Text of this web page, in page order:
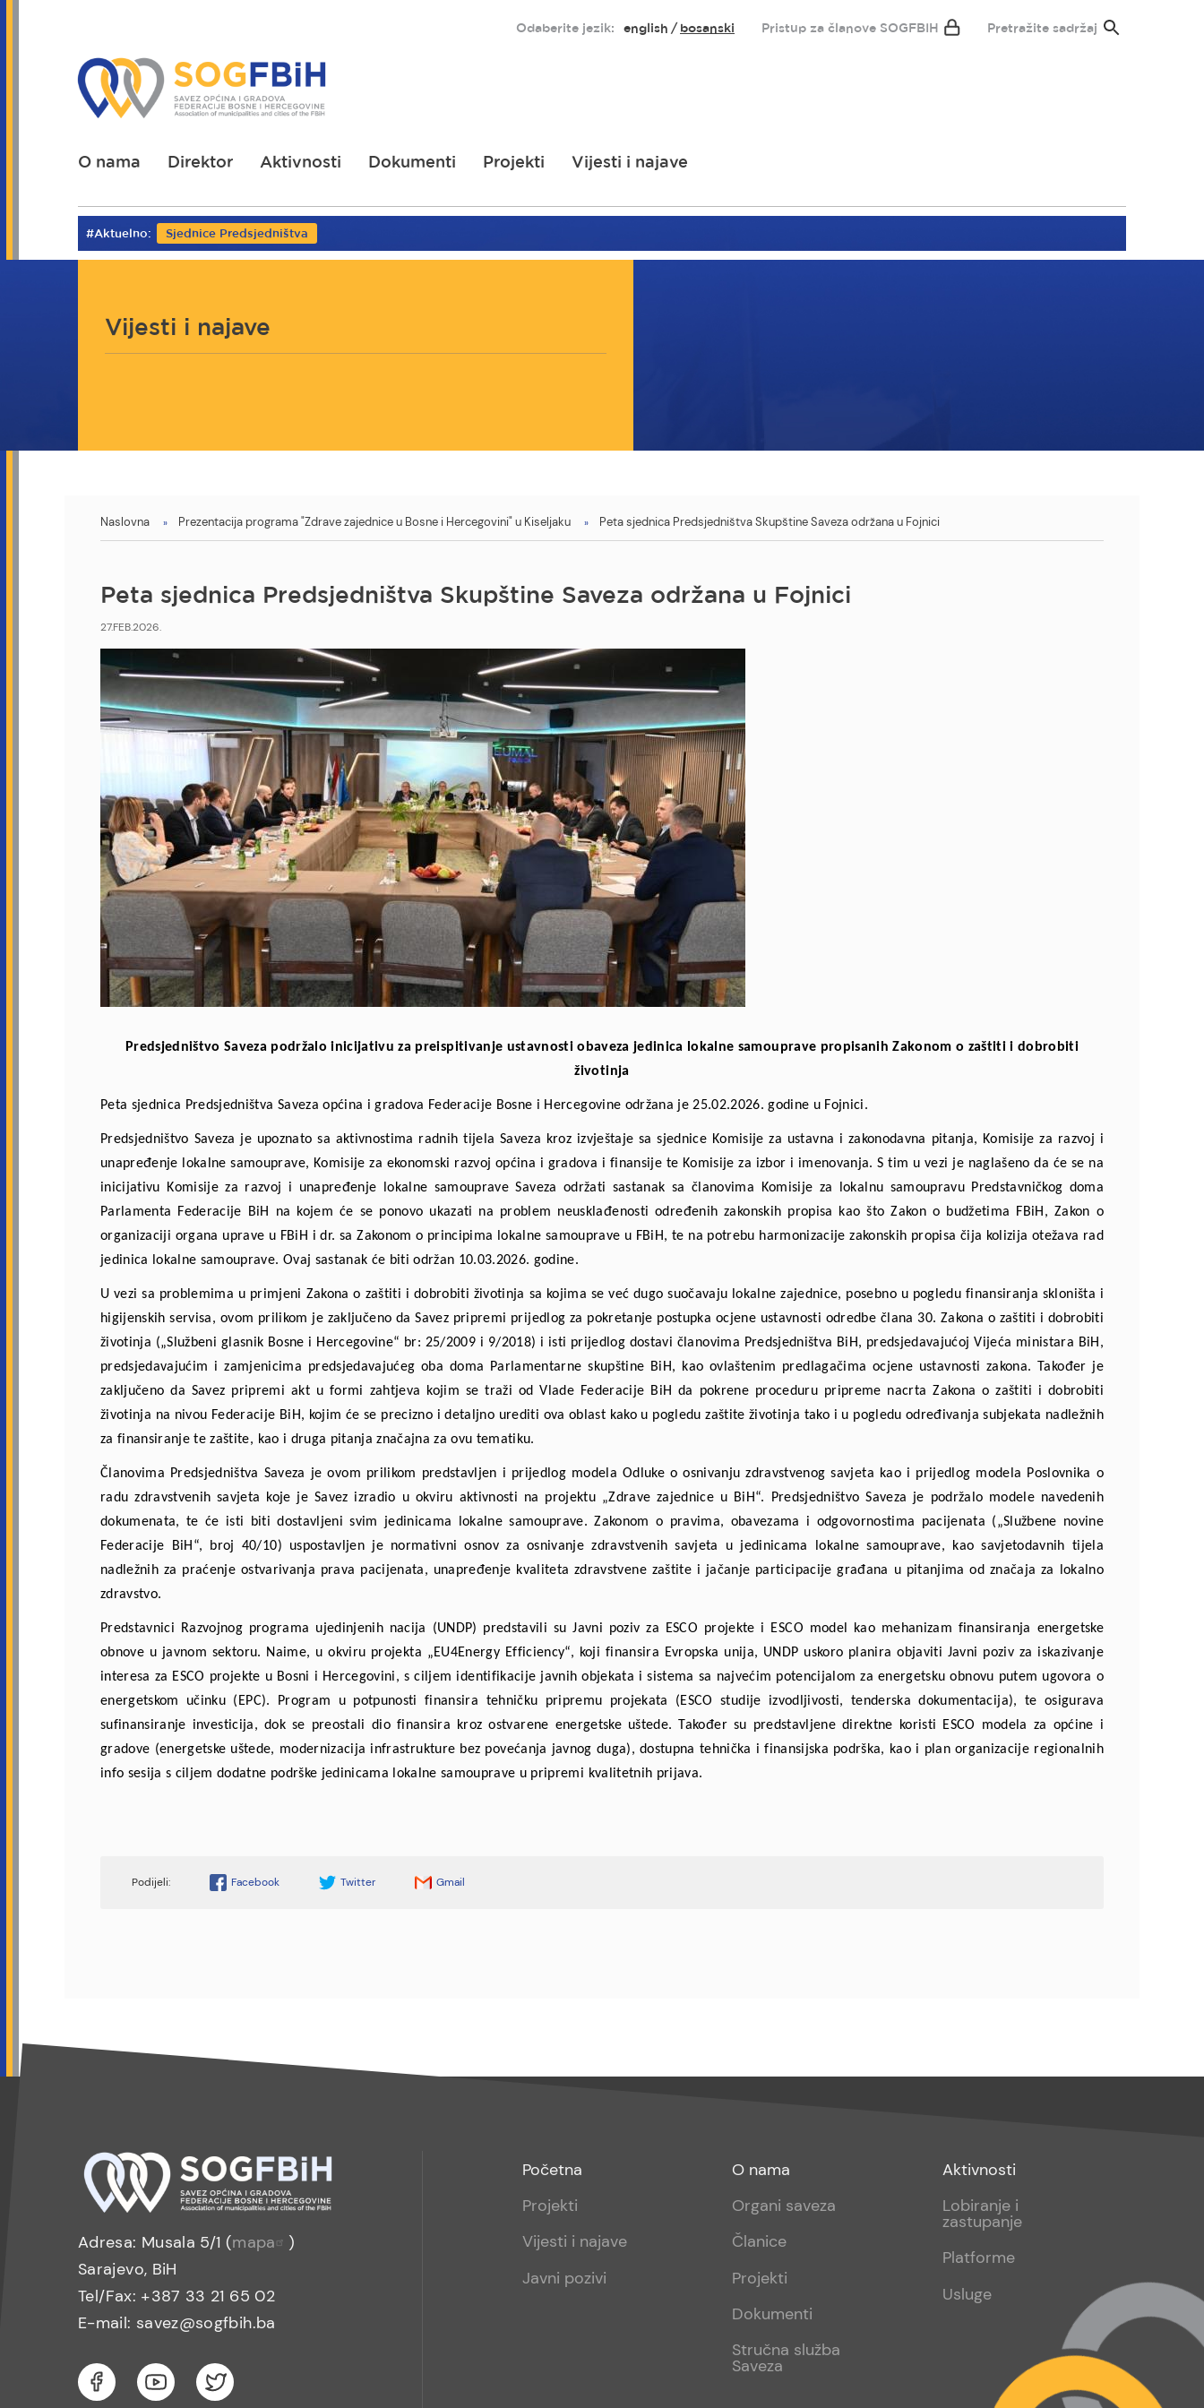
Odaberite jezik: english bosanski Pristup za članove SOGFBIH Pretražite sadržaj
O nama Direktor Aktivnosti Dokumenti Projekti Vijesti i najave
#Aktuelno: Sjednice Predsjedništva
Vijesti i najave
You
Naslovna Prezentacija programa "Zdrave zajednice u Bosne i Hercegovini" u Kiseljaku Peta sjednica Predsjedništva Skupštine Saveza održana u Fojnici
Peta sjednica Predsjedništva Skupštine Saveza održana u Fojnici
27.FEB.2026.
Predsjedništvo Saveza podržalo inicijativu za preispitivanje ustavnosti obaveza jedinica lokalne samouprave propisanih Zakonom o zaštiti i dobrobiti
životinja
Peta sjednica Predsjedništva Saveza općina i gradova Federacije Bosne i Hercegovine održana je 25.02.2026. godine u Fojnici.
Predsjedništvo Saveza je upoznato sa aktivnostima radnih tijela Saveza kroz izvještaje sa sjednice Komisije za ustavna i zakonodavna pitanja, Komisije za razvoj i
unapređenje lokalne samouprave, Komisije za ekonomski razvoj općina i gradova i finansije te Komisije za izbor i imenovanja. S tim u vezi je naglašeno da će se na
inicijativu Komisije za razvoj i unapređenje lokalne samouprave Saveza održati sastanak sa članovima Komisije za lokalnu samoupravu Predstavničkog doma
Parlamenta Federacije BiH na kojem će se ponovo ukazati na problem neusklađenosti određenih zakonskih propisa kao što Zakon o budžetima FBiH, Zakon o
organizaciji organa uprave u FBiH i dr. sa Zakonom o principima lokalne samouprave u FBiH, te na potrebu harmonizacije zakonskih propisa čija kolizija otežava rad
jedinica lokalne samouprave. Ovaj sastanak će biti održan 10.03.2026. godine.
U vezi sa problemima u primjeni Zakona o zaštiti i dobrobiti životinja sa kojima se već dugo suočavaju lokalne zajednice, posebno u pogledu finansiranja skloništa i
higijenskih servisa, ovom prilikom je zaključeno da Savez pripremi prijedlog za pokretanje postupka ocjene ustavnosti odredbe člana 30. Zakona o zaštiti i dobrobiti
životinja („Službeni glasnik Bosne i Hercegovine“ br: 25/2009 i 9/2018) i isti prijedlog dostavi članovima Predsjedništva BiH, predsjedavajućoj Vijeća ministara BiH,
predsjedavajućim i zamjenicima predsjedavajućeg oba doma Parlamentarne skupštine BiH, kao ovlaštenim predlagačima ocjene ustavnosti zakona. Također je
zaključeno da Savez pripremi akt u formi zahtjeva kojim se traži od Vlade Federacije BiH da pokrene proceduru pripreme nacrta Zakona o zaštiti i dobrobiti
životinja na nivou Federacije BiH, kojim će se precizno i detaljno urediti ova oblast kako u pogledu zaštite životinja tako i u pogledu određivanja subjekata nadležnih
za finansiranje te zaštite, kao i druga pitanja značajna za ovu tematiku.
Članovima Predsjedništva Saveza je ovom prilikom predstavljen i prijedlog modela Odluke o osnivanju zdravstvenog savjeta kao i prijedlog modela Poslovnika o
radu zdravstvenih savjeta koje je Savez izradio u okviru aktivnosti na projektu „Zdrave zajednice u BiH“. Predsjedništvo Saveza je podržalo modele navedenih
dokumenata, te će isti biti dostavljeni svim jedinicama lokalne samouprave. Zakonom o pravima, obavezama i odgovornostima pacijenata („Službene novine
Federacije BiH“, broj 40/10) uspostavljen je normativni osnov za osnivanje zdravstvenih savjeta u jedinicama lokalne samouprave, kao savjetodavnih tijela
nadležnih za praćenje ostvarivanja prava pacijenata, unapređenje kvaliteta zdravstvene zaštite i jačanje participacije građana u pitanjima od značaja za lokalno
zdravstvo.
Predstavnici Razvojnog programa ujedinjenih nacija (UNDP) predstavili su Javni poziv za ESCO projekte i ESCO model kao mehanizam finansiranja energetske
obnove u javnom sektoru. Naime, u okviru projekta „EU4Energy Efficiency“, koji finansira Evropska unija, UNDP uskoro planira objaviti Javni poziv za iskazivanje
interesa za ESCO projekte u Bosni i Hercegovini, s ciljem identifikacije javnih objekata i sistema sa najvećim potencijalom za energetsku obnovu putem ugovora o
energetskom učinku (EPC). Program u potpunosti finansira tehničku pripremu projekata (ESCO studije izvodljivosti, tenderska dokumentacija), te osigurava
sufinansiranje investicija, dok se preostali dio finansira kroz ostvarene energetske uštede. Također su predstavljene direktne koristi ESCO modela za općine i
gradove (energetske uštede, modernizacija infrastrukture bez povećanja javnog duga), dostupna tehnička i finansijska podrška, kao i plan organizacije regionalnih
info sesija s ciljem dodatne podrške jedinicama lokalne samouprave u pripremi kvalitetnih prijava.
Facebook Twitter Gmail
Adresa: Musala 5/1 (mapa
)
Sarajevo, BiH
Tel/Fax: +387 33 21 65 02
E-mail: savez@sogfbih.ba
Footer
menu
Početna
Projekti
Vijesti i najave
Javni pozivi
Footer
sub
O nama
Organi saveza
Članice
Projekti
Dokumenti
Stručna služba
Saveza
Footer
sub
Aktivnosti
Lobiranje i
zastupanje
Platforme
Usluge